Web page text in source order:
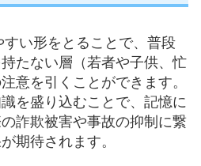
い形をとることで、普段
たない層（若者や子供、忙
意を引くことができます。
を盛り込むことで、記憶に
詐欺被害や事故の抑制に繋
期待されます。